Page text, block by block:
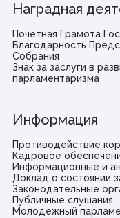
Наградная
Почетная Грамота
Благодарность
Собрания
Знак за заслуги в
парламентаризма
Информация
Противодействие
Кадровое
Информационные и
Доклад о состоянии
Законодательные
Публичные слушания
Молодежный